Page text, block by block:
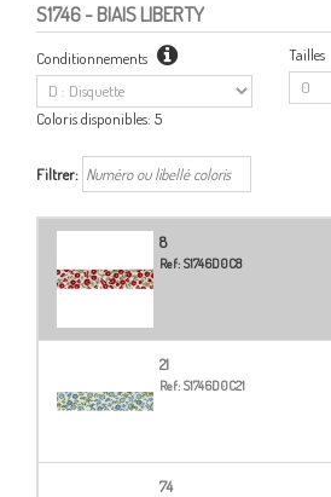
S1746- BIAIS LIBERTY
Conditionnements Tailles
Coloris disponibles: 5
Filtrer:
8
Ref: S1746D0C8
21
Ref: S1746D0C21
74